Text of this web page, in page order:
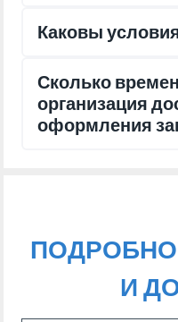
Каковы
Сколько
организация
оформления
И